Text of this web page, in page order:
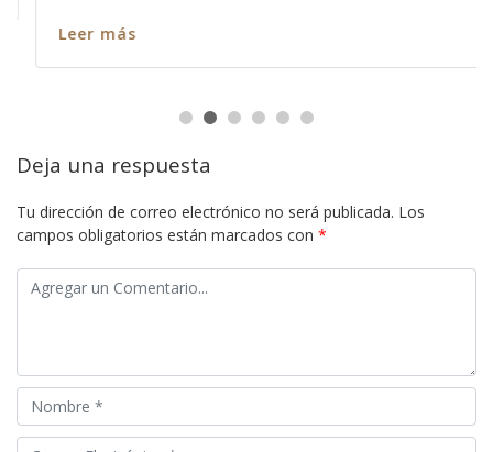
Leer más
Deja una respuesta
Tu dirección de correo electrónico no será publicada. Los
campos obligatorios están marcados con *